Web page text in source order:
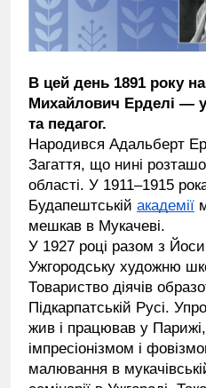
В цей день 1891 року
Михайлович Ерделі —
та педагог.
Народився Адальберт
Загаття, що нині
області. У 1911–1915
Будапештській академії
мешкав в Мукачеві.
У 1927 році разом з
Ужгородську художню
Товариство діячів
Підкарпатській Русі.
жив і працював у
імпресіонізмом і
малювання в